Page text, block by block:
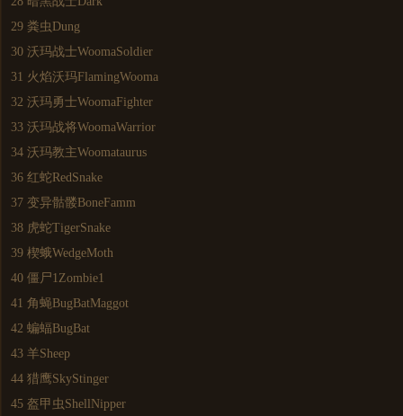
29 粪虫Dung
30 沃玛战士WoomaSoldier
31 火焰沃玛FlamingWooma
32 沃玛勇士WoomaFighter
33 沃玛战将WoomaWarrior
34 沃玛教主Woomataurus
36 红蛇RedSnake
37 变异骷髅BoneFamm
38 虎蛇TigerSnake
39 楔蛾WedgeMoth
40 僵尸1Zombie1
41 角蝇BugBatMaggot
42 蝙蝠BugBat
43 羊Sheep
44 猎鹰SkyStinger
45 盔甲虫ShellNipper